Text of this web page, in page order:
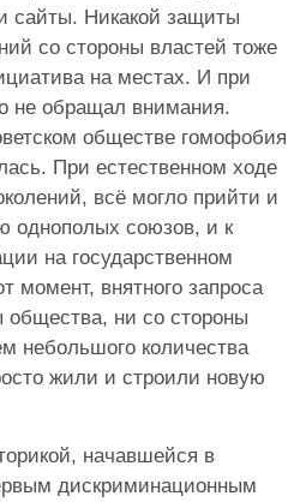
сайты. Никакой защиты
со стороны властей тоже
на местах. И при
не обращал внимания.
обществе гомофобия
При естественном ходе
всё могло прийти и
однополых союзов, и к
на государственном
момент, внятного запроса
ни со стороны
небольшого количества
жили и строили новую
начавшейся в
дискриминационным